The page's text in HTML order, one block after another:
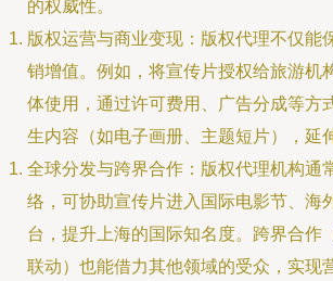
的权威性。
版权运营与商业变现：版权代理不仅能
销增值。例如，将宣传片授权给旅游机
体使用，通过许可费用、广告分成等方
生内容（如电子画册、主题短片），延
全球分发与跨界合作：版权代理机构通
络，可协助宣传片进入国际电影节、海
台，提升上海的国际知名度。跨界合作
联动）也能借力其他领域的受众，实现